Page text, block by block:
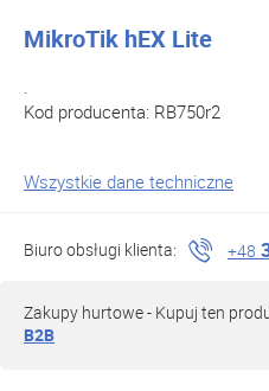
MikroTik hEX Lite
.
Kod producenta: RB750r2
Wszystkie dane techniczne
Biuro obsługi klienta: +48
Zakupy hurtowe - Kupuj ten
B2B